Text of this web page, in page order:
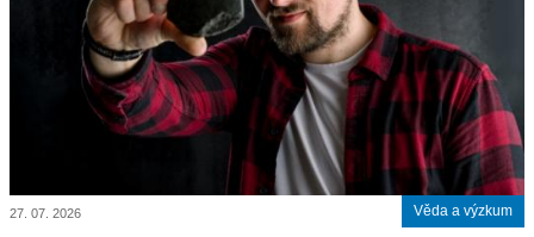
Věda a výzkum
27. 07. 2026